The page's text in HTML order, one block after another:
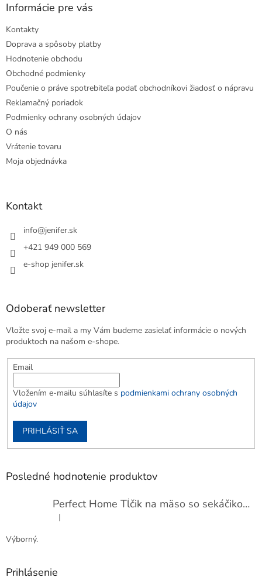
Informácie pre vás
Kontakty
Doprava a spôsoby platby
Hodnotenie obchodu
Obchodné podmienky
Poučenie o práve spotrebiteľa podať obchodníkovi žiadosť o nápravu
Reklamačný poriadok
Podmienky ochrany osobných údajov
O nás
Vrátenie tovaru
Moja objednávka
Kontakt
info@jenifer.sk
+421 949 000 569
e-shop jenifer.sk
Odoberať newsletter
Vložte svoj e-mail a my Vám budeme zasielať informácie o nových
produktoch na našom e-shope.
Email
Vložením e-mailu súhlasíte s podmienkami ochrany osobných
údajov
PRIHLÁSIŤ SA
Posledné hodnotenie produktov
Perfect Home Tĺčik na mäso so sekáčikom, 56893
Hodnotenie produktu je 5 z 5 hviezdičiek.
|
Výborný.
Prihlásenie